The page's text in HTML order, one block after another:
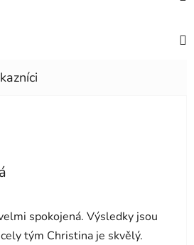
5 z 5 hvězdiček.
5 z 5 hvězdiček.
spokojená. Výsledky jsou
tým Christina je skvělý.